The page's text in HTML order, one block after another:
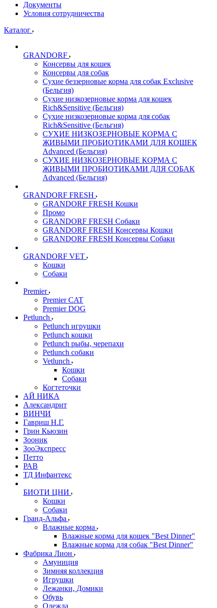
Документы
Условия сотрудничества
Каталог
GRANDORF
Консервы для кошек
Консервы для собак
Сухие беззерновые корма для собак Exclusive
(Бельгия)
Сухие низкозерновые корма для кошек
Rich&Sensitive (Бельгия)
Сухие низкозерновые корма для собак
Rich&Sensitive (Бельгия)
СУХИЕ НИЗКОЗЕРНОВЫЕ КОРМА С
ЖИВЫМИ ПРОБИОТИКАМИ ДЛЯ КОШЕК
Advanced (Бельгия)
СУХИЕ НИЗКОЗЕРНОВЫЕ КОРМА С
ЖИВЫМИ ПРОБИОТИКАМИ ДЛЯ СОБАК
Advanced (Бельгия)
GRANDORF FRESH
GRANDORF FRESH Кошки
Промо
GRANDORF FRESH Собаки
GRANDORF FRESH Консервы Кошки
GRANDORF FRESH Консервы Собаки
GRANDORF VET
Кошки
Собаки
Premier
Premier CAT
Premier DOG
Petlunch
Petlunch игрушки
Petlunch кошки
Petlunch рыбы, черепахи
Petlunch собаки
Vetlunch
Кошки
Собаки
Когтеточки
АЙ НИКА
Александрит
ВИНЧИ
Гавриш Н.Г.
Грин Кьюзин
Зооник
ЗооЭкспресс
Петто
РАВ
ТД Инфантекс
БИОТИ ЦНИ
Кошки
Собаки
Гранд-Альфа
Влажные корма
Влажные корма для кошек "Best Dinner"
Влажные корма для собак "Best Dinner"
Фабрика Лион
Амуниция
Зимняя коллекция
Игрушки
Лежанки, Домики
Обувь
Одежда